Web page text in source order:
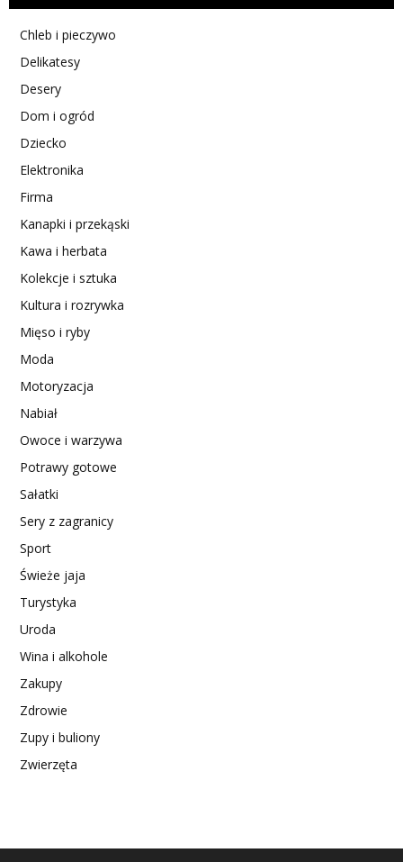
Chleb i pieczywo
Delikatesy
Desery
Dom i ogród
Dziecko
Elektronika
Firma
Kanapki i przekąski
Kawa i herbata
Kolekcje i sztuka
Kultura i rozrywka
Mięso i ryby
Moda
Motoryzacja
Nabiał
Owoce i warzywa
Potrawy gotowe
Sałatki
Sery z zagranicy
Sport
Świeże jaja
Turystyka
Uroda
Wina i alkohole
Zakupy
Zdrowie
Zupy i buliony
Zwierzęta